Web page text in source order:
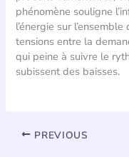
phénomène souligne
l’énergie sur
tensions entre la
qui peine à suivre le
subissent des baisses.
PREVIOUS